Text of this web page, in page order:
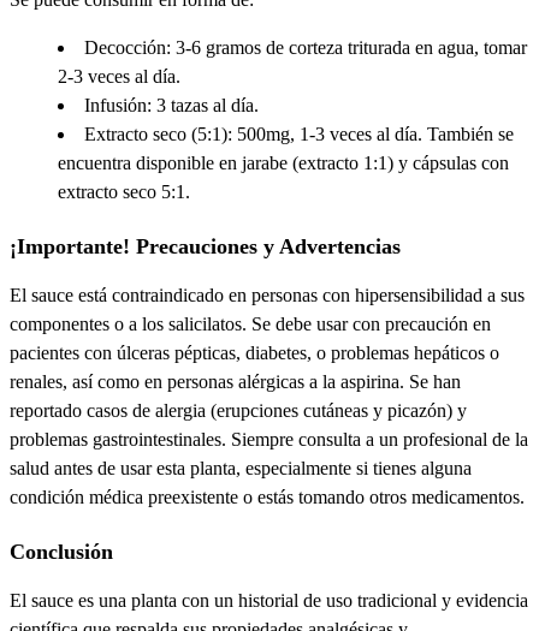
Decocción: 3-6 gramos de corteza triturada en agua, tomar
2-3 veces al día.
Infusión: 3 tazas al día.
Extracto seco (5:1): 500mg, 1-3 veces al día. También se
encuentra disponible en jarabe (extracto 1:1) y cápsulas con
extracto seco 5:1.
¡Importante! Precauciones y Advertencias
El sauce está contraindicado en personas con hipersensibilidad a sus
componentes o a los salicilatos. Se debe usar con precaución en
pacientes con úlceras pépticas, diabetes, o problemas hepáticos o
renales, así como en personas alérgicas a la aspirina. Se han
reportado casos de alergia (erupciones cutáneas y picazón) y
problemas gastrointestinales. Siempre consulta a un profesional de la
salud antes de usar esta planta, especialmente si tienes alguna
condición médica preexistente o estás tomando otros medicamentos.
Conclusión
El sauce es una planta con un historial de uso tradicional y evidencia